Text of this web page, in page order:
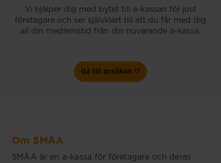
Vi hjälper dig med bytet till a-kassan för just
företagare och ser självklart till att du får med dig
all din medlemstid från din nuvarande a-kassa.
Gå till ansökan
Om SMÅA
SMÅA är en a-kassa för företagare och deras